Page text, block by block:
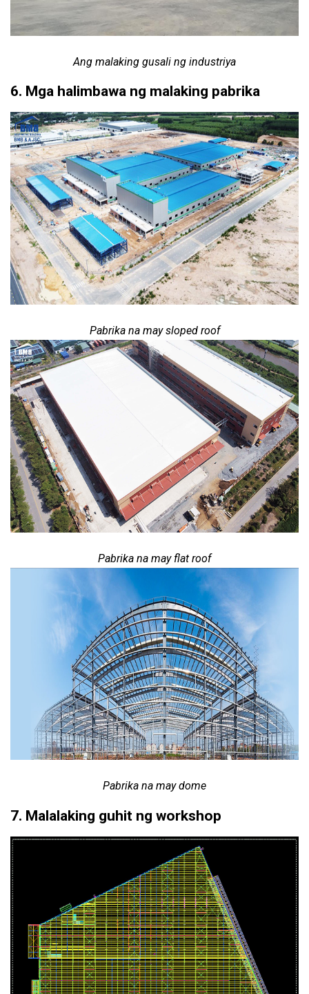
Ang malaking gusali ng industriya
6. Mga halimbawa ng malaking pabrika
Pabrika na may sloped roof
Pabrika na may flat roof
Pabrika na may dome
7. Malalaking guhit ng workshop